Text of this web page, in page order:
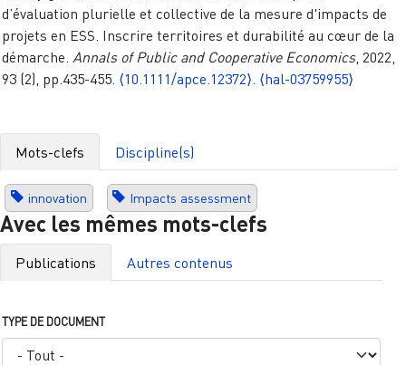
d’évaluation plurielle et collective de la mesure d'impacts de
projets en ESS. Inscrire territoires et durabilité au cœur de la
démarche. Annals of Public and Cooperative Economics, 2022,
93 (2), pp.435-455. ⟨10.1111/apce.12372⟩ ⟨hal-03759955⟩
Mots-clefs Discipline(s)
innovation Impacts assessment
Avec les mêmes mots-clefs
Publications Autres contenus
TYPE DE DOCUMENT